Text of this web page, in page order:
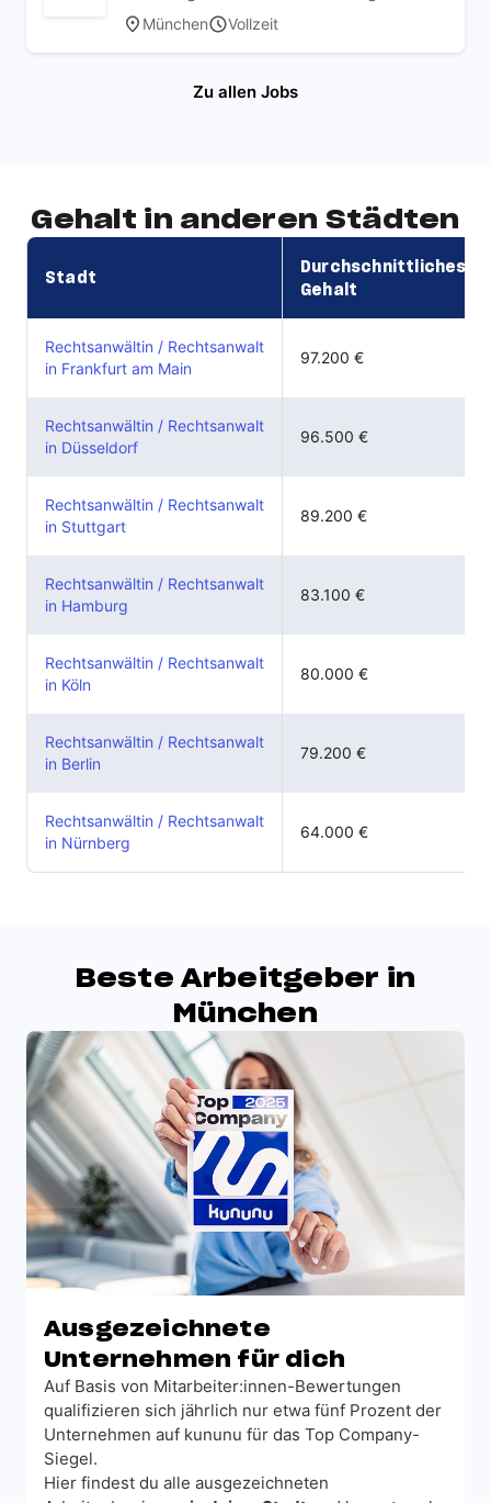
bis 150.000 € Gehalt
München Vollzeit
Zu allen Jobs
Gehalt in anderen Städten
Stadt
Durchschnittliches
Gehalt
Rechtsanwältin / Rechtsanwalt
in Frankfurt am Main
97.200 €
Rechtsanwältin / Rechtsanwalt
in Düsseldorf
96.500 €
Rechtsanwältin / Rechtsanwalt
in Stuttgart
89.200 €
Rechtsanwältin / Rechtsanwalt
in Hamburg
83.100 €
Rechtsanwältin / Rechtsanwalt
in Köln
80.000 €
Rechtsanwältin / Rechtsanwalt
in Berlin
79.200 €
Rechtsanwältin / Rechtsanwalt
in Nürnberg
64.000 €
Beste Arbeitgeber in
München
Ausgezeichnete
Unternehmen für dich
Auf Basis von Mitarbeiter:innen-Bewertungen
qualifizieren sich jährlich nur etwa fünf Prozent der
Unternehmen auf kununu für das Top Company-
Siegel.
Hier findest du alle ausgezeichneten